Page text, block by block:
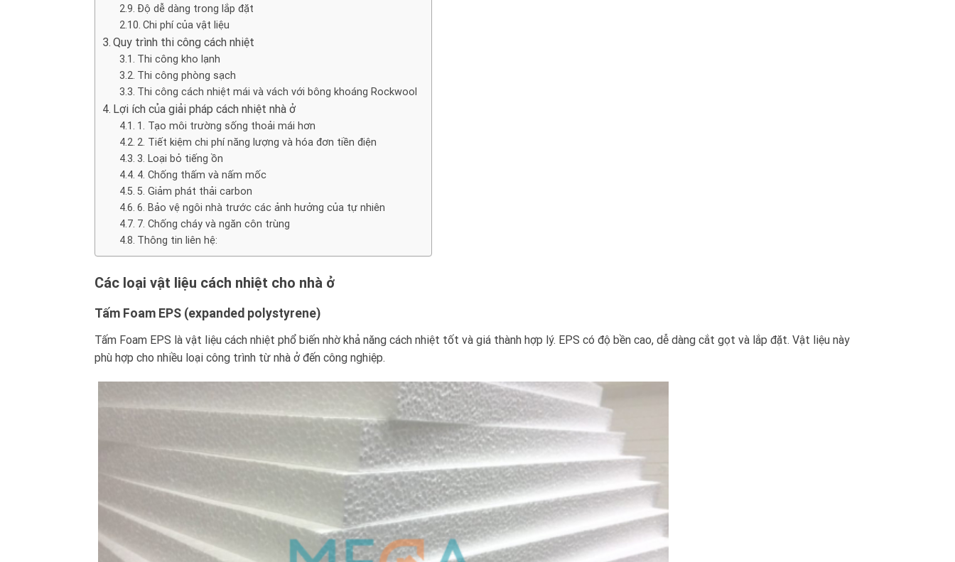
Độ dễ dàng trong lắp đặt
Chi phí của vật liệu
Quy trình thi công cách nhiệt
Thi công kho lạnh
Thi công phòng sạch
Thi công cách nhiệt mái và vách với bông khoáng Rockwool
Lợi ích của giải pháp cách nhiệt nhà ở
1. Tạo môi trường sống thoải mái hơn
2. Tiết kiệm chi phí năng lượng và hóa đơn tiền điện
3. Loại bỏ tiếng ồn
4. Chống thấm và nấm mốc
5. Giảm phát thải carbon
6. Bảo vệ ngôi nhà trước các ảnh hưởng của tự nhiên
7. Chống cháy và ngăn côn trùng
Thông tin liên hệ:
Các loại vật liệu cách nhiệt cho nhà ở
Tấm Foam EPS (expanded polystyrene)
Tấm Foam EPS là vật liệu cách nhiệt phổ biến nhờ khả năng cách nhiệt tốt và giá thành hợp lý. EPS có độ bền cao, dễ dàng cắt gọt và lắp đặt. Vật liệu này
phù hợp cho nhiều loại công trình từ nhà ở đến công nghiệp.